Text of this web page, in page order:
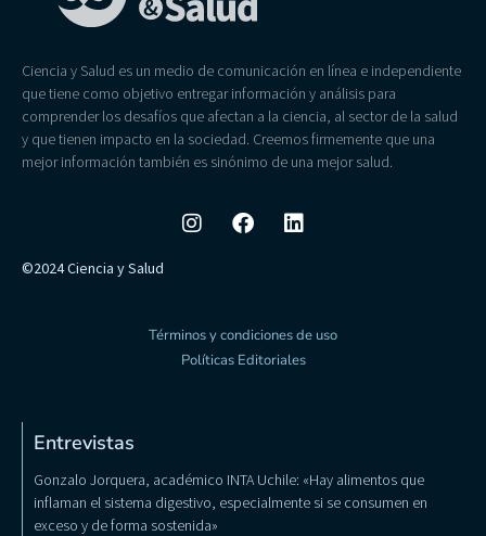
Ciencia y Salud es un medio de comunicación en línea e independiente
que tiene como objetivo entregar información y análisis para
comprender los desafíos que afectan a la ciencia, al sector de la salud
y que tienen impacto en la sociedad. Creemos firmemente que una
mejor información también es sinónimo de una mejor salud.
©2024 Ciencia y Salud
Términos y condiciones de uso
Políticas Editoriales
Entrevistas
Gonzalo Jorquera, académico INTA Uchile: «Hay alimentos que
inflaman el sistema digestivo, especialmente si se consumen en
exceso y de forma sostenida»